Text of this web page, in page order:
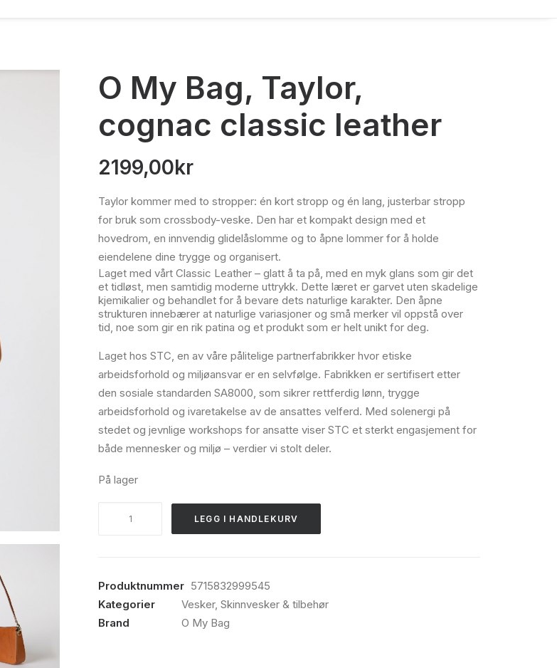
O My Bag, Taylor,
cognac classic leather
2199,00kr
Taylor kommer med to stropper: én kort stropp og én lang, justerbar stropp
for bruk som crossbody-veske. Den har et kompakt design med et
hovedrom, en innvendig glidelåslomme og to åpne lommer for å holde
eiendelene dine trygge og organisert.
Laget med vårt Classic Leather – glatt å ta på, med en myk glans som gir det
et tidløst, men samtidig moderne uttrykk. Dette læret er garvet uten skadelige
kjemikalier og behandlet for å bevare dets naturlige karakter. Den åpne
strukturen innebærer at naturlige variasjoner og små merker vil oppstå over
tid, noe som gir en rik patina og et produkt som er helt unikt for deg.
Laget hos STC, en av våre pålitelige partnerfabrikker hvor etiske
arbeidsforhold og miljøansvar er en selvfølge. Fabrikken er sertifisert etter
den sosiale standarden SA8000, som sikrer rettferdig lønn, trygge
arbeidsforhold og ivaretakelse av de ansattes velferd. Med solenergi på
stedet og jevnlige workshops for ansatte viser STC et sterkt engasjement for
både mennesker og miljø – verdier vi stolt deler.
På lager
cognac
classic
leather
LEGG I HANDLEKURV
Produktnummer 5715832999545
Kategorier
Vesker, Skinnvesker & tilbehør
Brand
O My Bag